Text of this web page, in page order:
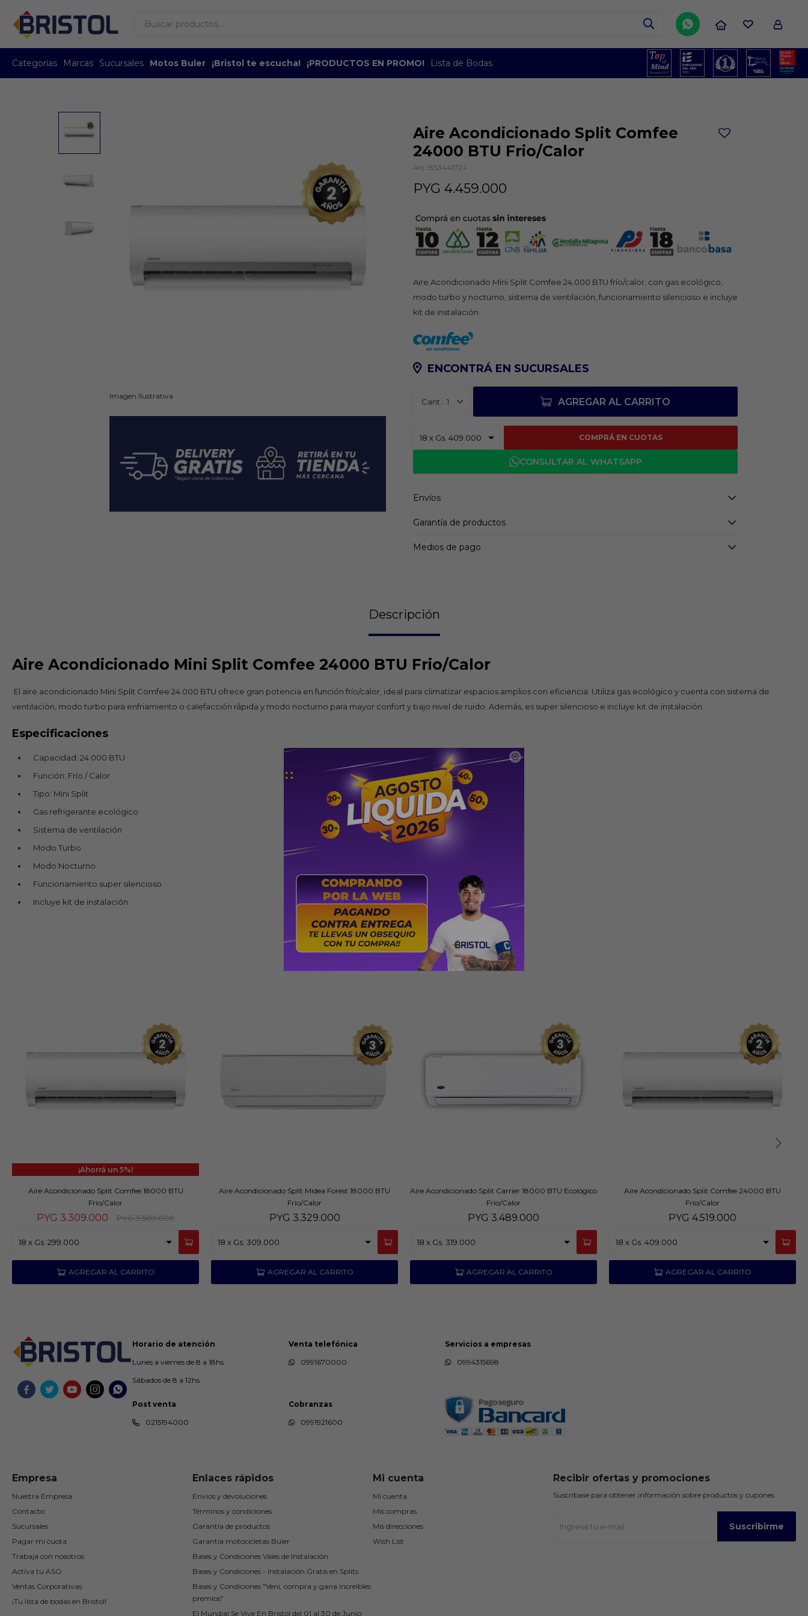

Categorías Marcas Sucursales Motos Buler ¡Bristol te escucha! ¡PRODUCTOS EN PROMO! Lista de Bodas

Imagen Ilustrativa
Aire Acondicionado Split Comfee
24000 BTU Frio/Calor
BS3441724
PYG 4.459.000
Aire Acondicionado Mini Split Comfee 24.000 BTU frío/calor, con gas ecológico,
modo turbo y nocturno, sistema de ventilación, funcionamiento silencioso e incluye
kit de instalación.
ENCONTRÁ EN SUCURSALES
1 AGREGAR AL CARRITO
COMPRÁ EN CUOTAS
CONSULTAR AL WHATSAPP
Envíos
Garantía de productos
Medios de pago
Descripción
Aire Acondicionado Mini Split Comfee 24000 BTU Frio/Calor
El aire acondicionado Mini Split Comfee 24.000 BTU ofrece gran potencia en función frío/calor, ideal para climatizar espacios amplios con eficiencia. Utiliza gas ecológico y cuenta con sistema de
ventilación, modo turbo para enfriamiento o calefacción rápida y modo nocturno para mayor confort y bajo nivel de ruido. Además, es super silencioso e incluye kit de instalación.
Especificaciones
Capacidad: 24.000 BTU
Función: Frío / Calor
Tipo: Mini Split
Gas refrigerante ecológico
Sistema de ventilación
Modo Turbo
Modo Nocturno
Funcionamiento super silencioso
Incluye kit de instalación
PRODUCTOS QUE TE PUEDEN INTERESAR
5
Aire Acondicionado Split Comfee 18000 BTU
Frio/Calor
PYG 3.309.000 PYG 3.509.000
Aire Acondicionado Split Midea Forest 18000 BTU
Frio/Calor
PYG 3.329.000
Aire Acondicionado Split Carrier 18000 BTU Ecológico
Frio/Calor
PYG 3.489.000
Aire Acondicionado Split Comfee 24000 BTU
Frio/Calor
PYG 4.519.000
    
Horario de atención
Lunes a viernes de 8 a 18hs
Sábados de 8 a 12hs
Venta telefónica
0991670000
Servicios a empresas
0994315698
Post venta
0215194000
Cobranzas
0991921600
Empresa
Nuestra Empresa
Contacto
Sucursales
Pagar mi cuota
Trabaja con nosotros
Activa tu ASO
Ventas Corporativas
¡Tu lista de bodas en Bristol!
Enlaces rápidos
Envíos y devoluciones
Términos y condiciones
Garantía de productos
Garantía motocicletas Buler
Bases y Condiciones Vales de Instalación
Bases y Condiciones - Instalación Gratis en Splits
Bases y Condiciones "Veni, compra y gana increíbles
premios"
El Mundial Se Vive En Bristol del 01 al 30 de Junio
Mi cuenta
Mi cuenta
Mis compras
Mis direcciones
Wish List
Recibir ofertas y promociones
Suscríbase para obtener información sobre productos y cupones
Suscribirme